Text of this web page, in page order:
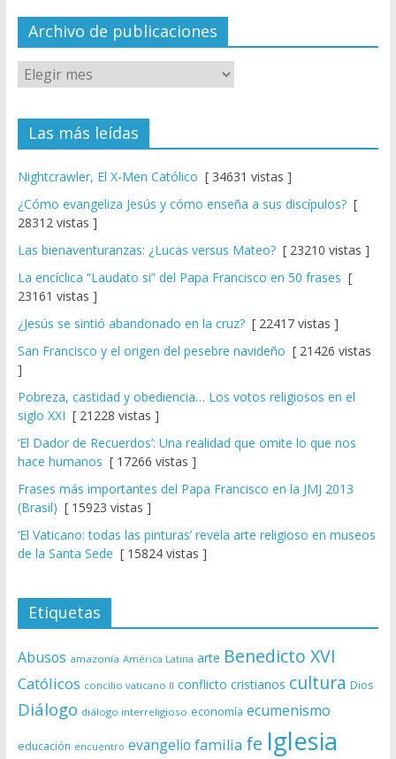
el
Archivo de publicaciones
Las más leídas
Nightcrawler, El X-Men Católico [ 34631 vistas ]
¿Cómo evangeliza Jesús y cómo enseña a sus discípulos?[
28312 vistas ]
Las bienaventuranzas: ¿Lucas versus Mateo?[ 23210 vistas ]
La encíclica “Laudato si” del Papa Francisco en 50 frases [
23161 vistas ]
¿Jesús se sintió abandonado en la cruz?[ 22417 vistas ]
San Francisco y el origen del pesebre navideño [ 21426 vistas
]
Pobreza, castidad y obediencia… Los votos religiosos en el
siglo XXI [ 21228 vistas ]
‘El Dador de Recuerdos’: Una realidad que omite lo que nos
hace humanos [ 17266 vistas ]
Frases más importantes del Papa Francisco en la JMJ 2013
(Brasil) [ 15923 vistas ]
‘El Vaticano: todas las pinturas’ revela arte religioso en museos
de la Santa Sede [ 15824 vistas ]
Etiquetas
Abusos amazonía América Latina arte Benedicto XVI
Católicos concilio vaticano II conflicto cristianos cultura Dios
Diálogo diálogo interreligioso economía ecumenismo
educación encuentro evangelio familia fe Iglesia